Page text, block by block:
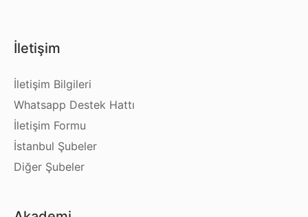
İletişim
İletişim Bilgileri
Whatsapp Destek Hattı
İletişim Formu
İstanbul Şubeler
Diğer Şubeler